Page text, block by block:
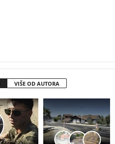
VIŠE OD AUTORA